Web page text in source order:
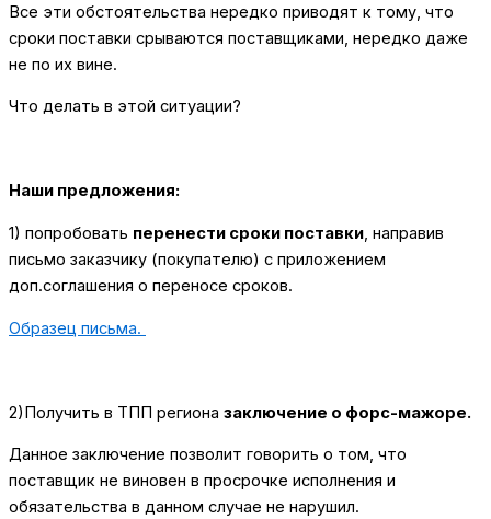
Все эти обстоятельства нередко приводят к тому, что
сроки поставки срываются поставщиками, нередко даже
не по их вине.
Что делать в этой ситуации?
Наши предложения:
1) попробовать перенести сроки поставки, направив
письмо заказчику (покупателю) с приложением
доп.соглашения о переносе сроков.
Образец письма.
2)Получить в ТПП региона заключение о форс-мажоре.
Данное заключение позволит говорить о том, что
поставщик не виновен в просрочке исполнения и
обязательства в данном случае не нарушил.